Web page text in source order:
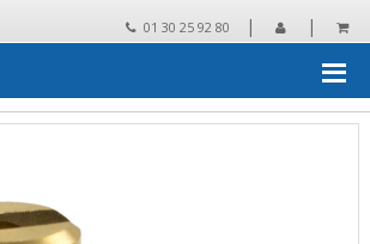
01 30 25 92 80 | |
pièces détachées et accessoires pour